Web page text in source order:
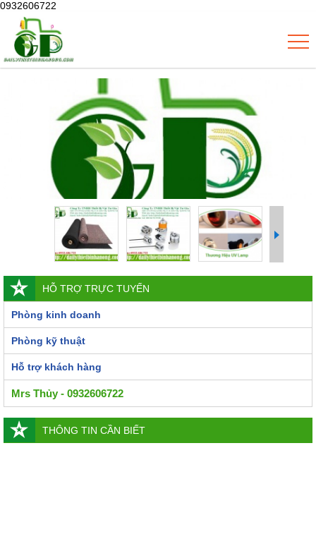
0932606722
HỖ TRỢ TRỰC TUYẾN
Phòng kinh doanh
Phòng kỹ thuật
Hỗ trợ khách hàng
Mrs Thủy - 0932606722
THÔNG TIN CẦN BIẾT